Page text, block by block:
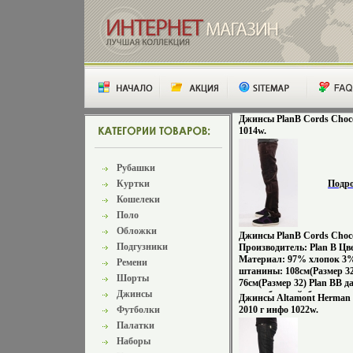
Рубашки
Куртки
Кошелеки
Поло
Обложки
Подгузники
Ремени
Шорты
Джинсы
Футболки
Палатки
Наборы
Джинсы PlanB Cords
1014w.
Джинсы PlanB Cords
Производитель: Plan B
Материал: 97% хлопок
штанины: 108см(Размер
76см(Размер 32) Plan BВ
мир скбхжзоейтбординга
своего развития с
который по задумке
кардинально отличаться
известных марок того
Джинсы Altamont Herman
2010 г инфо 1022w.